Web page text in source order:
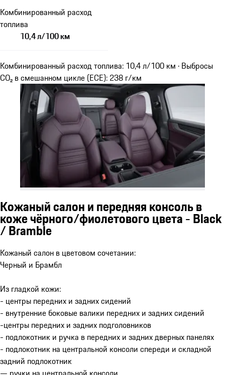
Комбинированный расход
топлива
10,4 л/100 км
Комбинированный расход топлива: 10,4 л/100 км · Выбросы
CO₂ в смешанном цикле (ECE): 238 г/км
Кожаный салон и передняя консоль в
коже чёрного/фиолетового цвета - Black
/ Bramble
Кожаный салон в цветовом сочетании:
Черный и Брамбл
Из гладкой кожи:
- центры передних и задних сидений
- внутренние боковые валики передних и задних сидений
-центры передних и задних подголовников
- подлокотник и ручка в передних и задних дверных панелях
- подлокотник на центральной консоли спереди и складной
задний подлокотник